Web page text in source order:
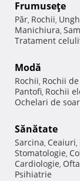
Frumuseţe
Păr, Rochii,
Manichiura,
Tratament
Modă
Rochii, Rochii
Pantofi, Rochii
Ochelari de
Sănătate
Sarcina, Ceaiuri,
Stomatologie,
Cardiologie,
Psihiatrie